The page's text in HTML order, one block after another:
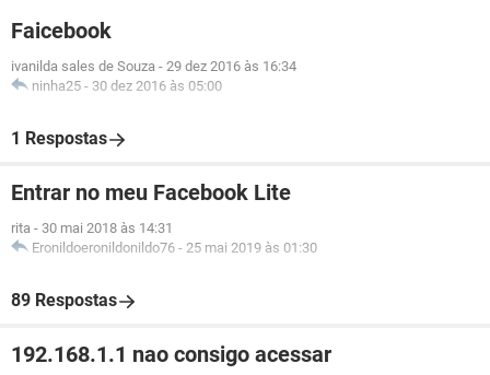
Faicebook
ivanilda sales de Souza - 29 dez 2016 às 16:34
ninha25 - 30 dez 2016 às 05:00
1 Respostas
Entrar no meu Facebook Lite
rita - 30 mai 2018 às 14:31
Eronildoeronildonildo76 - 25 mai 2019 às 01:30
89 Respostas
192.168.1.1 nao consigo acessar